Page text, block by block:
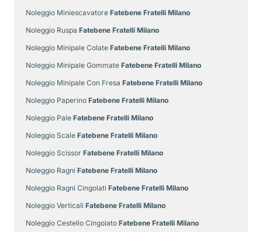
Noleggio Miniescavatore Fatebene Fratelli Milano
Noleggio Ruspa Fatebene Fratelli Milano
Noleggio Minipale Colate Fatebene Fratelli Milano
Noleggio Minipale Gommate Fatebene Fratelli Milano
Noleggio Minipale Con Fresa Fatebene Fratelli Milano
Noleggio Paperino Fatebene Fratelli Milano
Noleggio Pale Fatebene Fratelli Milano
Noleggio Scale Fatebene Fratelli Milano
Noleggio Scissor Fatebene Fratelli Milano
Noleggio Ragni Fatebene Fratelli Milano
Noleggio Ragni Cingolati Fatebene Fratelli Milano
Noleggio Verticali Fatebene Fratelli Milano
Noleggio Cestello Cingolato Fatebene Fratelli Milano